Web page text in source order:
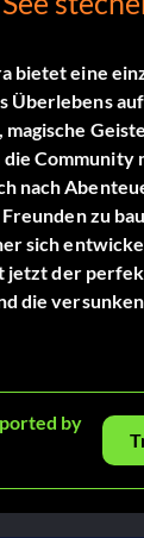
bietet eine
Überlebens
Community
nach
zu
sich
jetzt der
die
by